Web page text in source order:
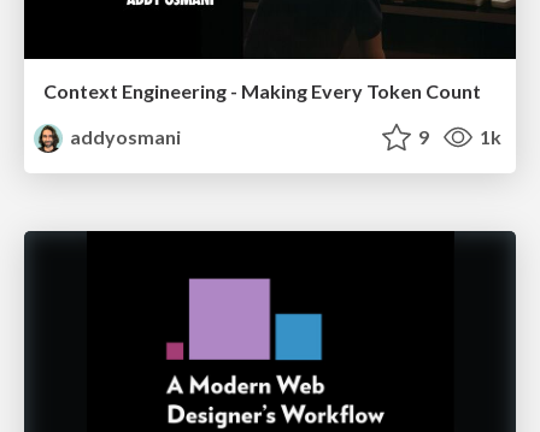
Context Engineering - Making Every Token Count
addyosmani
9 1k